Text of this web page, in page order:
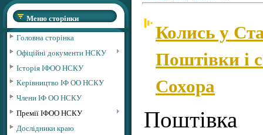
Меню сторінки
Головна сторінка
Офіційні документи НСКУ
Історія ІФОО НСКУ
Керівництво ІФ ОО НСКУ
Члени ІФ ОО НСКУ
Премії ІФОО НСКУ
Дослідники краю
Колись у
Поштівки і
Сохора
Поштівка